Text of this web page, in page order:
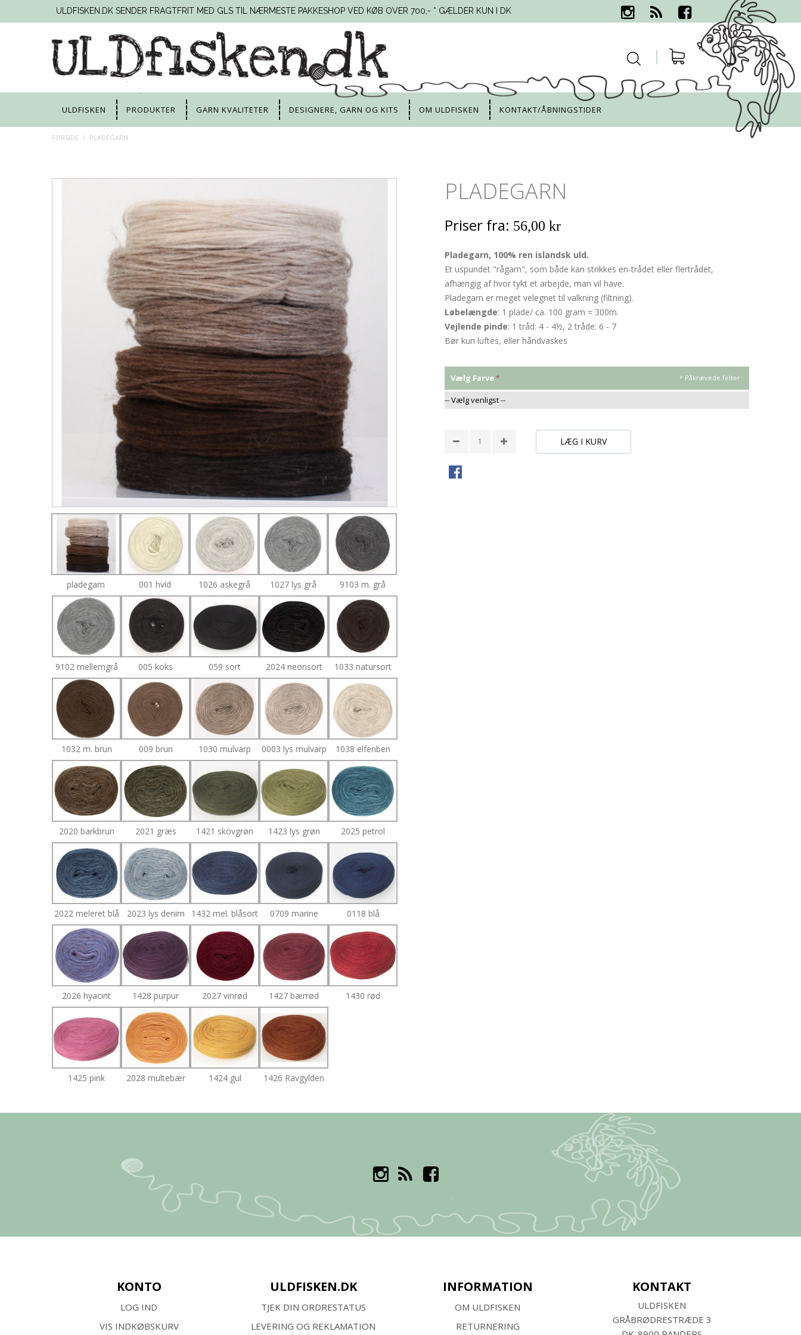
ULDFISKEN.DK SENDER FRAGTFRIT MED GLS TIL NÆRMESTE PAKKESHOP VED KØB OVER 700,- * GÆLDER KUN I DK
ULDFISKEN PRODUKTER GARN KVALITETER DESIGNERE, GARN OG KITS OM ULDFISKEN KONTAKT/ÅBNINGSTIDER
FORSIDE / PLADEGARN
pladegarn 001 hvid 1026 askegrå 1027 lys grå 9103 m. grå
9102 mellemgrå 005 koks 059 sort 2024 neonsort 1033 natursort
1032 m. brun 009 brun 1030 mulvarp 0003 lys mulvarp 1038 elfenben
2020 barkbrun 2021 græs 1421 skovgrøn 1423 lys grøn 2025 petrol
2022 meleret blå 2023 lys denim 1432 mel. blåsort 0709 marine 0118 blå
2026 hyacint 1428 purpur 2027 vinrød 1427 bærrød 1430 rød
1425 pink 2028 multebær 1424 gul 1426 Ravgylden
PLADEGARN
Priser fra: 56,00 kr
Pladegarn, 100% ren islandsk uld.
Et uspundet "rågarn", som både kan strikkes en-trådet eller flertrådet,
afhængig af hvor tykt et arbejde, man vil have.
Pladegarn er meget velegnet til valkning (filtning).
Løbelængde: 1 plade/ ca. 100 gram = 300m.
Vejlende pinde: 1 tråd: 4 - 4½, 2 tråde: 6 - 7
Bør kun luftes, eller håndvaskes
Vælg Farve * Påkrævede felter
LÆG I KURV
KONTO
LOG IND
VIS INDKØBSKURV
ULDFISKEN.DK
TJEK DIN ORDRESTATUS
LEVERING OG REKLAMATION
INFORMATION
OM ULDFISKEN
RETURNERING
KONTAKT
ULDFISKEN
GRÅBRØDRESTRÆDE 3